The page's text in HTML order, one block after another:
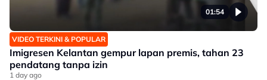
01:54
VIDEO TERKINI & POPULAR
Imigresen Kelantan gempur lapan premis, tahan 23
pendatang tanpa izin
1 day ago